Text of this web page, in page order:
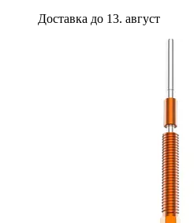
Доставка до 13. август